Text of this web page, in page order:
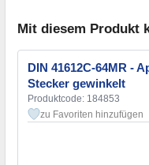
Mit diesem Produkt
DIN 41612C-64MR -
Stecker gewinkelt
Produktcode: 184853
zu Favoriten hinzufügen